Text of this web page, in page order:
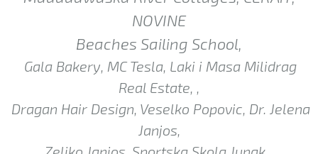
NOVINE
Beaches Sailing School,
Gala Bakery, MC Tesla, Laki i Masa Milidrag
Real Estate, ,
Dragan Hair Design, Veselko Popovic, Dr. Jelena
Janjos,